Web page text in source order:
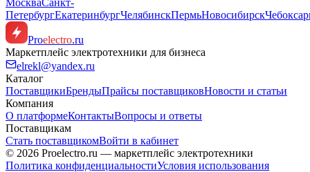
ПетербургЕкатеринбургЧелябинскПермьНовосибирск
Proelectro.ru
Маркетплейс электротехники для бизнеса
elrekl@yandex.ru
Каталог
ПоставщикиБрендыПрайсы поставщиковНовости и статьи
Компания
О платформеКонтактыВопросы и ответы
Поставщикам
Стать поставщикомВойти в кабинет
© 2026 Proelectro.ru — маркетплейс электротехники
Политика конфиденциальностиУсловия использования